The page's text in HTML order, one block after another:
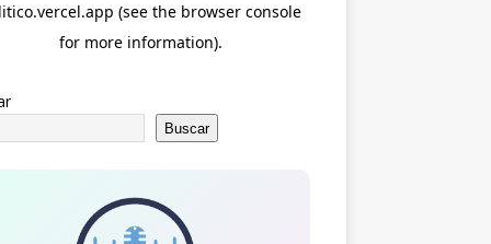
Buscar